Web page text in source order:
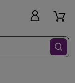
Filtra